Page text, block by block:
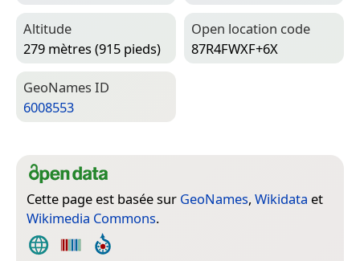
Altitude
279 mètres (915 pieds)
Open location code
87R4FWXF+6X
Geo­Names ID
6008553
Cette page est basée sur GeoNames, Wikidata et
Wikimedia Commons.